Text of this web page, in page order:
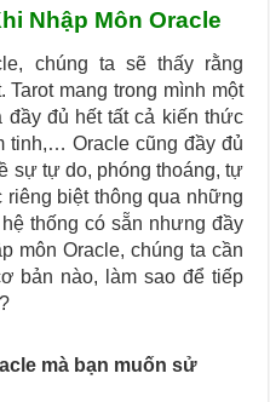
The Swan
Coming Together
The Breaking
Nhập Môn Oracle
chúng ta sẽ thấy rằng
Tarot mang trong mình một
đầy đủ hết tất cả kiến thức
tinh,… Oracle cũng đầy đủ
sự tự do, phóng thoáng, tự
riêng biệt thông qua những
thống có sẵn nhưng đầy
môn Oracle, chúng ta cần
bản nào, làm sao để tiếp
mà bạn muốn sử